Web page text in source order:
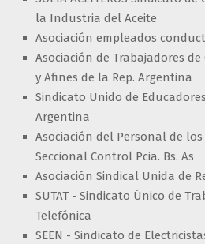
la Industria del Aceite
Asociación empleados
Asociación de Trabajadores
y Afines de la Rep. Argentina
Sindicato Unido de
Argentina
Asociación del Personal de
Seccional Control Pcia. Bs. As
Asociación Sindical Unida de
SUTAT - Sindicato Único de
Telefónica
SEEN - Sindicato de